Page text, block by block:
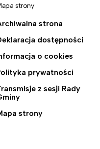
strony
strona
dostępności
o cookies
prywatności
z sesji Rady
strony